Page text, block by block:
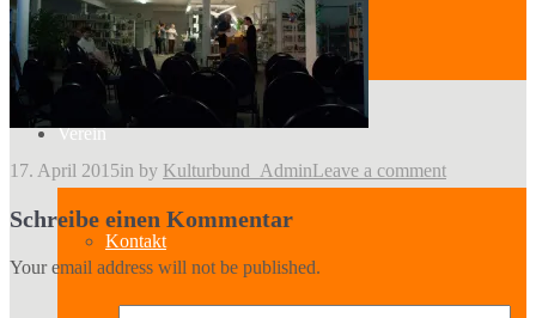
Kategorien
Verein
Kontakt
17. April 2015in by Kulturbund_AdminLeave a comment
Schreibe einen Kommentar
Your email address will not be published.